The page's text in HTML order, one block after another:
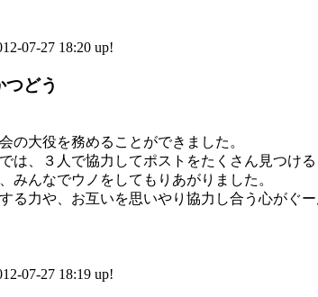
07-27 18:20 up!
どう
の大役を務めることができました。
は、３人で協力してポストをたくさん見つける
みんなでウノをしてもりあがりました。
る力や、お互いを思いやり協力し合う心がぐー
07-27 18:19 up!